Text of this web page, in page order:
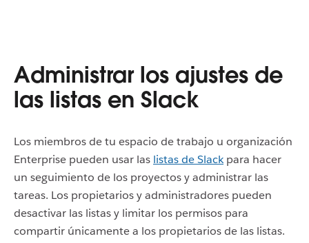
Administrar los ajustes de
las listas en Slack
Los miembros de tu espacio de trabajo u organización
Enterprise pueden usar las listas de Slackpara hacer
un seguimiento de los proyectos y administrar las
tareas. Los propietarios y administradores pueden
desactivar las listas y limitar los permisos para
compartir únicamente a los propietarios de las listas.